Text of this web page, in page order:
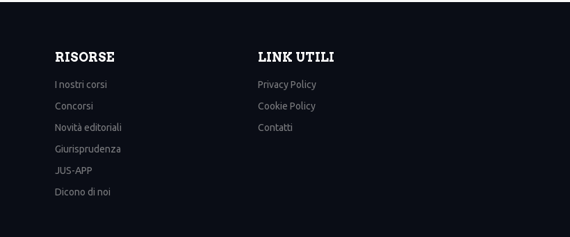
RISORSE
I nostri corsi
Concorsi
Novità editoriali
Giurisprudenza
JUS-APP
Dicono di noi
LINK UTILI
Privacy Policy
Cookie Policy
Contatti